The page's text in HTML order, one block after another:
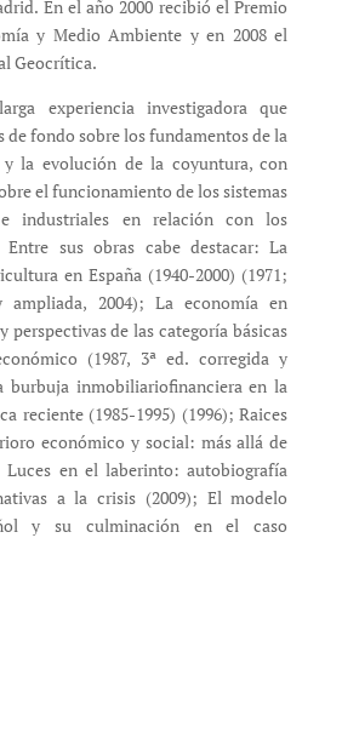
En el año 2000 recibió el Premio
y Medio Ambiente y en 2008 el
Geocrítica.
experiencia investigadora que
fondo sobre los fundamentos de la
y la evolución de la coyuntura, con
el funcionamiento de los sistemas
e industriales en relación con los
Entre sus obras cabe destacar: La
en España (1940-2000) (1971;
ampliada, 2004); La economía en
perspectivas de las categoría básicas
(1987, 3ª ed. corregida y
burbuja inmobiliariofinanciera en la
reciente (1985-1995) (1996); Raices
económico y social: más allá de
Luces en el laberinto: autobiografía
a la crisis (2009); El modelo
y su culminación en el caso